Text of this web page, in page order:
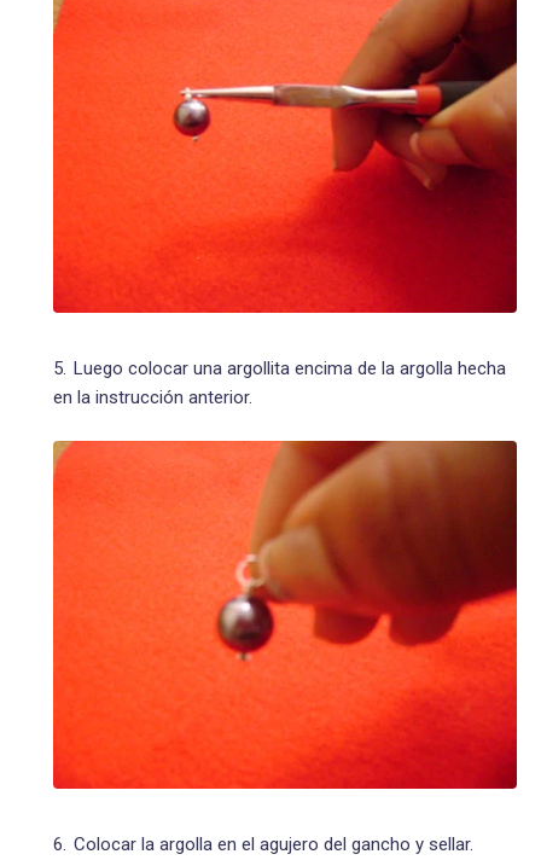
Luego colocar una argollita encima de la argolla hecha
en la instrucción anterior.
Colocar la argolla en el agujero del gancho y sellar.